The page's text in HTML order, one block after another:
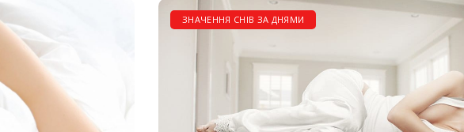
ЗНАЧЕННЯ СНІВ ЗА ДНЯМИ